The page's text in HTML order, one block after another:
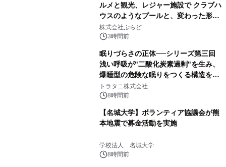
ルメと観光、レジャー施設で クラブハ
ウスのようなプールと、変わった形の
サウナも 「THE BOXY AWAJI」のお
得な素泊まり連泊プランで
株式会社ぷらど
3時間前
眠りづらさの正体──シリーズ第三回
浅い呼吸が"二酸化炭素過剰"を生み、
爆睡型の危険な眠りをつくる構造を解
説
トラタニ株式会社
8時間前
【名城大学】ボランティア協議会が熊
本地震で募金活動を実施
学校法人 名城大学
8時間前